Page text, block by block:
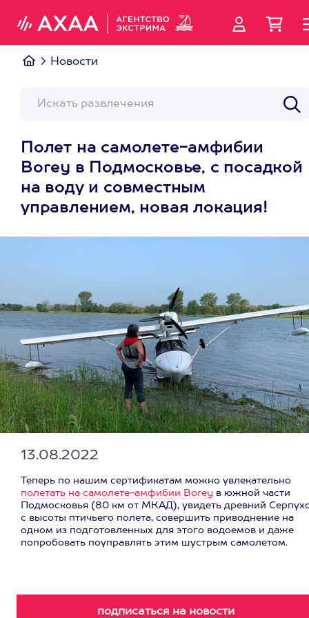
Новости
Полет на самолете-амфибии
Borey в Подмосковье, с посадкой
на воду и совместным
управлением, новая локация!
13.08.2022
Теперь по нашим сертификатам можно увлекательно
полетать на самолете-амфибии Borey в южной части
Подмосковья (80 км от МКАД), увидеть древний
с высоты птичьего полета, совершить приводнение на
одном из подготовленных для этого водоемов и даже
попробовать поуправлять этим шустрым самолетом.